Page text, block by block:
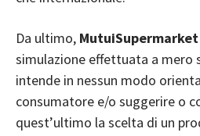
Da ultimo, MutuiSupermarket
simulazione effettuata a mero
intende in nessun modo
consumatore e/o suggerire o
quest’ultimo la scelta di un